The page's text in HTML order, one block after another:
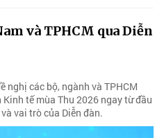
và TPHCM qua Diễn
nghị các bộ, ngành và TPHCM
tế mùa Thu 2026 ngay từ đầu
vai trò của Diễn đàn.